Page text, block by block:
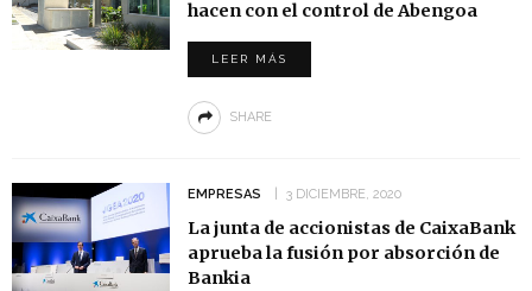
hacen con el control de Abengoa
LEER MÁS
SHARE
EMPRESAS 3 DICIEMBRE, 2020
La junta de accionistas de CaixaBank
aprueba la fusión por absorción de
Bankia